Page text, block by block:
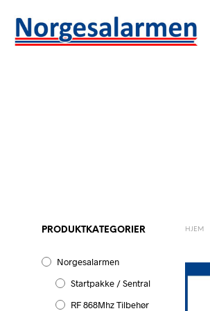
PRODUKTKATEGORIER
Norgesalarmen
Startpakke / Sentral
RF 868Mhz Tilbehør
HJEM